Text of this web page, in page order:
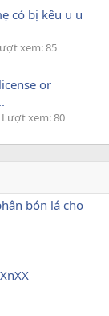
có bị kêu u u
xem: 85
or
Lượt xem: 80
bón lá cho